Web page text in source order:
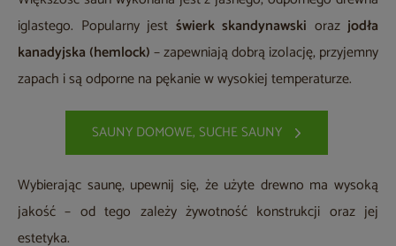
iglastego. Popularny jest świerk skandynawski oraz jodła
kanadyjska (hemlock)– zapewniają dobrą izolację, przyjemny
zapach i są odporne na pękanie w wysokiej temperaturze.
SAUNY DOMOWE, SUCHE SAUNY
Wybierając saunę, upewnij się, że użyte drewno ma wysoką
jakość – od tego zależy żywotność konstrukcji oraz jej
estetyka.